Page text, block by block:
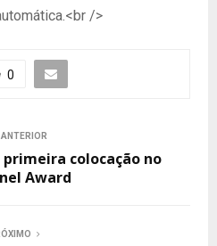
/>
0
ANTERIOR
primeira colocação no
Award